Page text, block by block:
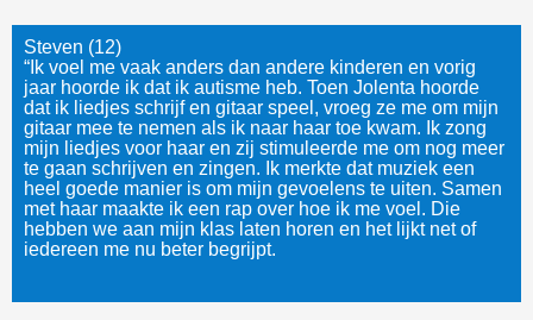
Steven (12)
“Ik voel me vaak anders dan andere kinderen en vorig
jaar hoorde ik dat ik autisme heb. Toen Jolenta hoorde
dat ik liedjes schrijf en gitaar speel, vroeg ze me om mijn
gitaar mee te nemen als ik naar haar toe kwam. Ik zong
mijn liedjes voor haar en zij stimuleerde me om nog meer
te gaan schrijven en zingen. Ik merkte dat muziek een
heel goede manier is om mijn gevoelens te uiten. Samen
met haar maakte ik een rap over hoe ik me voel. Die
hebben we aan mijn klas laten horen en het lijkt net of
iedereen me nu beter begrijpt.